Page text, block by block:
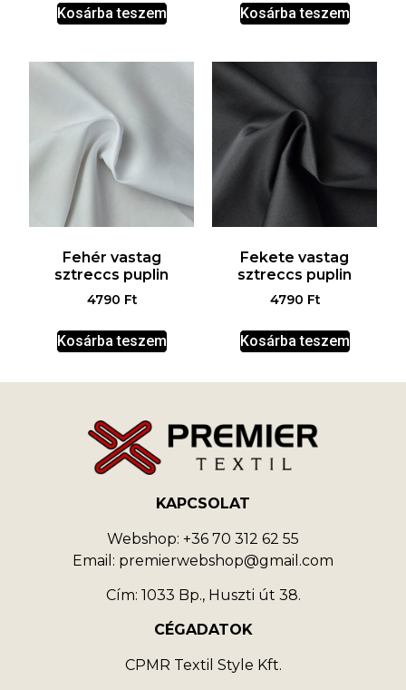
Kosárba teszem Kosárba teszem
Fehér vastag
sztreccs puplin
4790 Ft
Kosárba teszem
Fekete vastag
sztreccs puplin
4790 Ft
Kosárba teszem
KAPCSOLAT
Webshop: +36 70 312 62 55
Email: premierwebshop@gmail.com
Cím: 1033 Bp., Huszti út 38.
CÉGADATOK
CPMR Textil Style Kft.